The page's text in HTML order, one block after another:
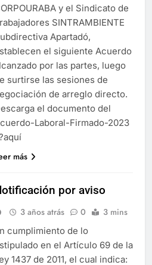
y el Sindicato de
SINTRAMBIENTE
Apartadó,
el siguiente Acuerdo
por las partes, luego
surtirse las sesiones de
de arreglo directo.
el documento del
Laboral-Firmado-2023
más
por aviso
3 años atrás 0 3 mins
cumplimiento de lo
en el Artículo 69 de la
1437 de 2011, el cual indica: